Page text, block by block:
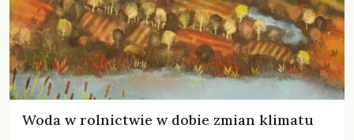
Woda w rolnictwie w dobie zmian klimatu